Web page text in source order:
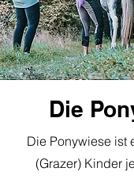
Die
Die Ponywiese ist
(Grazer) Kinder